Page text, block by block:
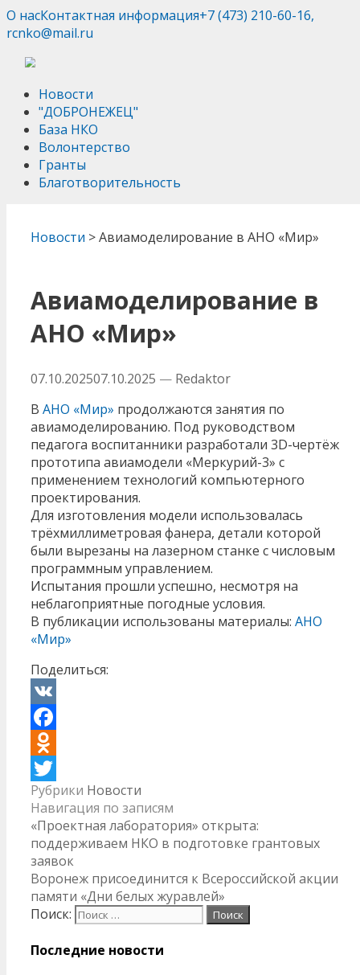
О насКонтактная информация+7 (473) 210-60-16,
rcnko@mail.ru
Новости
"ДОБРОНЕЖЕЦ"
База НКО
Волонтерство
Гранты
Благотворительность
Новости >Авиамоделирование в АНО «Мир»
Авиамоделирование в
АНО «Мир»
07.10.202507.10.2025 — Redaktor
В АНО «Мир» продолжаются занятия по
авиамоделированию. Под руководством
педагога воспитанники разработали 3D-чертёж
прототипа авиамодели «Меркурий-3» с
применением технологий компьютерного
проектирования.
Для изготовления модели использовалась
трёхмиллиметровая фанера, детали которой
были вырезаны на лазерном станке с числовым
программным управлением.
Испытания прошли успешно, несмотря на
неблагоприятные погодные условия.
В публикации использованы материалы: АНО
«Мир»
Поделиться:
VK
Facebook
Odnoklassniki
Twitter
Рубрики Новости
Навигация по записям
«Проектная лаборатория» открыта:
поддерживаем НКО в подготовке грантовых
заявок
Воронеж присоединится к Всероссийской акции
памяти «Дни белых журавлей»
Поиск:
Последние новости